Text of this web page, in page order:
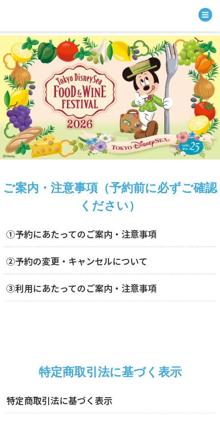
ご案内・注意事項（予約前に必ずご確認
ください）
①予約にあたってのご案内・注意事項
②予約の変更・キャンセルについて
③利用にあたってのご案内・注意事項
特定商取引法に基づく表示
特定商取引法に基づく表示